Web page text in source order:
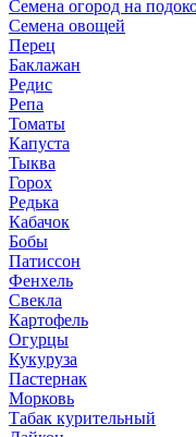
Семена огород на
Семена овощей
Перец
Баклажан
Редис
Репа
Томаты
Капуста
Тыква
Горох
Редька
Кабачок
Бобы
Патиссон
Фенхель
Свекла
Картофель
Огурцы
Кукуруза
Пастернак
Морковь
Табак курительный